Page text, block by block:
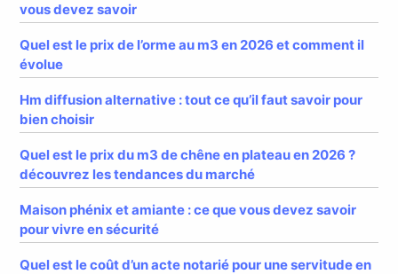
vous devez savoir
Quel est le prix de l’orme au m3 en 2026 et comment il
évolue
Hm diffusion alternative : tout ce qu’il faut savoir pour
bien choisir
Quel est le prix du m3 de chêne en plateau en 2026 ?
découvrez les tendances du marché
Maison phénix et amiante : ce que vous devez savoir
pour vivre en sécurité
Quel est le coût d’un acte notarié pour une servitude en